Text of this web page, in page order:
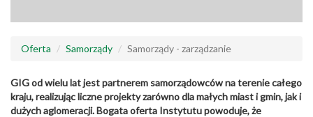
Oferta Samorządy Samorządy - zarządzanie
GIG od wielu lat jest partnerem samorządowców na terenie całego
kraju, realizując liczne projekty zarówno dla małych miast i gmin, jak i
dużych aglomeracji. Bogata oferta Instytutu powoduje, że